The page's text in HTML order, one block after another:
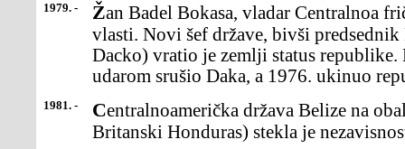
1979. - Žan Badel Bokasa, vladar Centralnoa fričkog carstva,oboren je sa
vlasti. Novi šef države, bivši
Dacko) vratio je zemlji status
udarom srušio Daka, a 1976. ukinuo
1981. - Centralnoamerička država Belize na obali Karipskog mora(bivši
Britanski Honduras) stekla je